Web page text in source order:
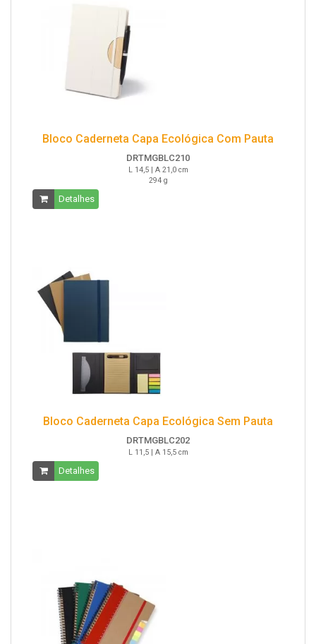
Bloco Caderneta Capa Ecológica Com Pauta
DRTMGBLC210
L 14,5 | A 21,0 cm
294 g
Detalhes
Bloco Caderneta Capa Ecológica Sem Pauta
DRTMGBLC202
L 11,5 | A 15,5 cm
Detalhes